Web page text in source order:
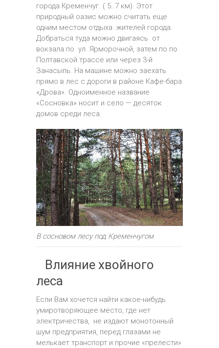
города Кременчуг. ( 5..7 км). Этот
природный оазис можно считать еще
одним местом отдыха жителей города.
Добраться туда можно двигаясь от
вокзала по ул. Ярморочной, затем по по
Полтавской трассе или через 3-й
Занасыпь. На машине можно заехать
прямо в лес с дороги в районе Кафе-бара
«Дрова». Одноименное название
«Сосновка» носит и село — десяток
домов среди леса.
В сосновом лесу под Кременчугом
Влияние хвойного
леса
Если Вам хочется найти какое-нибудь
умиротворяющее место, где нет
электричества, не издают монотонный
шум предприятия, перед глазами не
мелькает транспорт и прочие «прелести»